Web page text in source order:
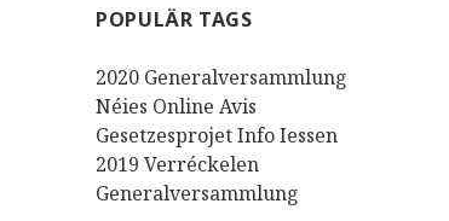
POPULÄR TAGS
2020 Generalversammlung
Néies Online Avis
GesetzesprojetInfoIessen
2019 Verréckelen
Generalversammlung